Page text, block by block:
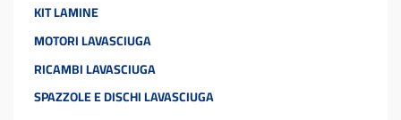
KIT LAMINE
MOTORI LAVASCIUGA
RICAMBI LAVASCIUGA
SPAZZOLE E DISCHI LAVASCIUGA